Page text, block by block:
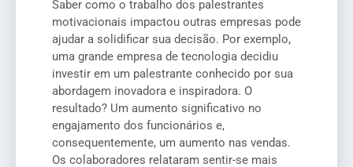
Saber como o trabalho dos palestrantes
motivacionais impactou outras empresas pode
ajudar a solidificar sua decisão. Por exemplo,
uma grande empresa de tecnologia decidiu
investir em um palestrante conhecido por sua
abordagem inovadora e inspiradora. O
resultado? Um aumento significativo no
engajamento dos funcionários e,
consequentemente, um aumento nas vendas.
Os colaboradores relataram sentir-se mais